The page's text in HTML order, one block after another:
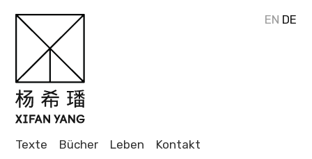
XIFAN
EN DE
Texte Bücher Leben Kontakt